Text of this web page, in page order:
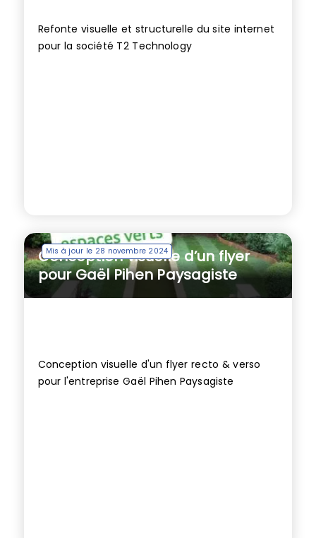
Refonte visuelle et structurelle du site internet
pour la société T2 Technology
Mis à jour le 28 novembre 2024
Conception visuelle d’un flyer
pour Gaël Pihen Paysagiste
Conception visuelle d'un flyer recto & verso
pour l'entreprise Gaël Pihen Paysagiste